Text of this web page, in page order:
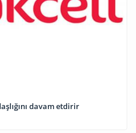
davam etdirir